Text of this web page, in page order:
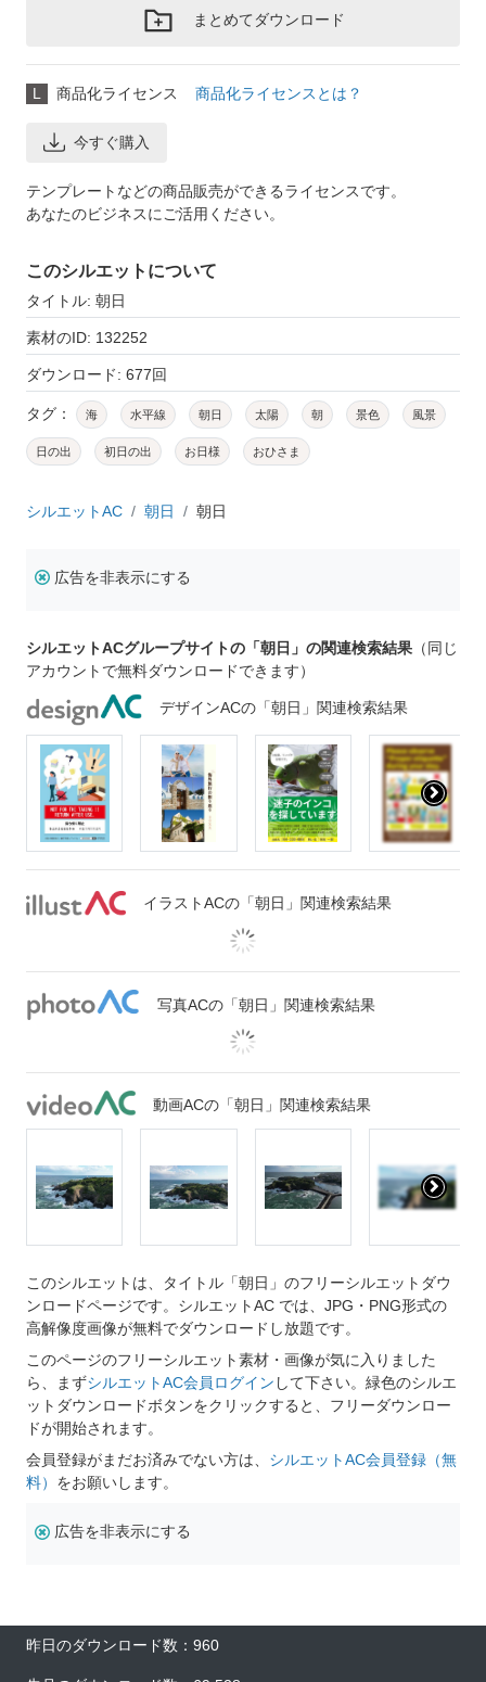
まとめてダウンロード
L 商品化ライセンス 商品化ライセンスとは？
今すぐ購入
テンプレートなどの商品販売ができるライセンスです。
あなたのビジネスにご活用ください。
このシルエットについて
タイトル: 朝日
素材のID: 132252
ダウンロード: 677回
タグ： 海 水平線 朝日 太陽 朝 景色 風景
日の出 初日の出 お日様 おひさま
シルエットAC 朝日 朝日
広告を非表示にする
シルエットACグループサイトの「朝日」の関連検索結果 （同じ
アカウントで無料ダウンロードできます）
デザインACの「朝日」関連検索結果
イラストACの「朝日」関連検索結果
写真ACの「朝日」関連検索結果
動画ACの「朝日」関連検索結果
このシルエットは、タイトル「朝日」のフリーシルエットダウ
ンロードページです。シルエットAC では、JPG・PNG形式の
高解像度画像が無料でダウンロードし放題です。
このページのフリーシルエット素材・画像が気に入りました
ら、まずシルエットAC会員ログイン して下さい。緑色のシルエ
ットダウンロードボタンをクリックすると、フリーダウンロー
ドが開始されます。
会員登録がまだお済みでない方は、 シルエットAC会員登録（無
料） をお願いします。
広告を非表示にする
昨日のダウンロード数：960